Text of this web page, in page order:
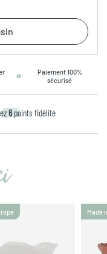
Paiement 100%
sécurisé
6 points fidélité
Made